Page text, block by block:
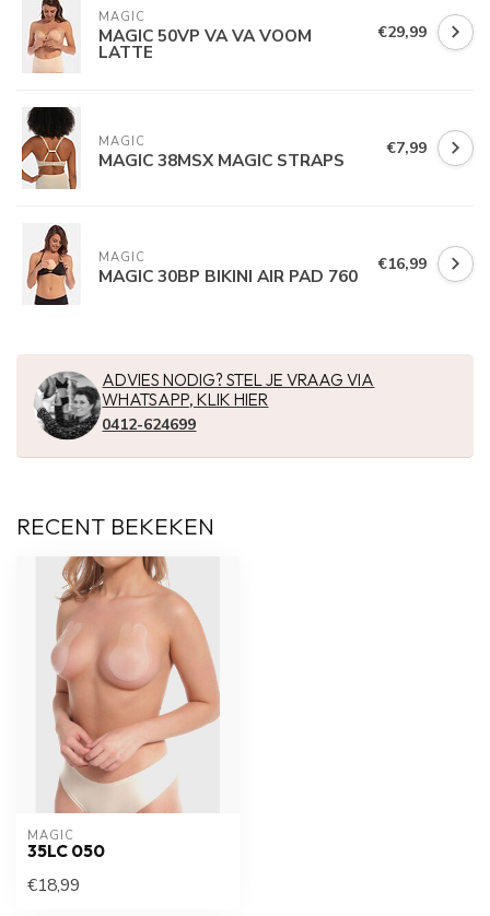
MAGIC
MAGIC 50VP VA VA VOOM
LATTE
€29,99
MAGIC
MAGIC 38MSX MAGIC STRAPS €7,99
MAGIC
MAGIC 30BP BIKINI AIR PAD 760 €16,99
ADVIES NODIG? STEL JE VRAAG VIA
WHATSAPP, KLIK HIER
0412-624699
RECENT BEKEKEN
MAGIC
35LC 050
€18,99